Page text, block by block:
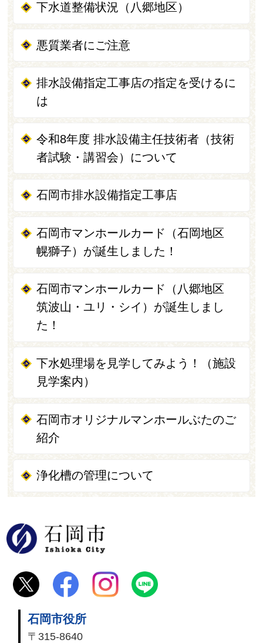
下水道整備状況（八郷地区）
悪質業者にご注意
排水設備指定工事店の指定を受けるに
は
令和8年度 排水設備主任技術者（技術
者試験・講習会）について
石岡市排水設備指定工事店
石岡市マンホールカード（石岡地区
幌獅子）が誕生しました！
石岡市マンホールカード（八郷地区
筑波山・ユリ・シイ）が誕生しまし
た！
下水処理場を見学してみよう！（施設
見学案内）
石岡市オリジナルマンホールぶたのご
紹介
浄化槽の管理について
石岡市役所
〒315-8640